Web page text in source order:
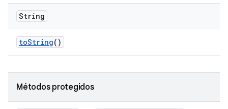
String
toString()
Métodos protegidos